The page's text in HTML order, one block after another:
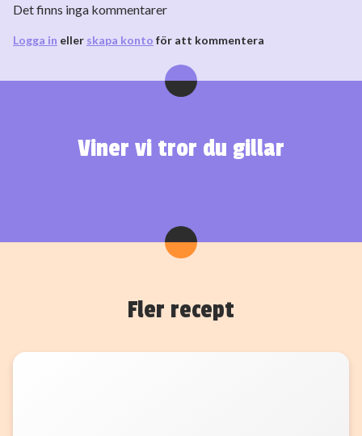
Det finns inga kommentarer
Logga in eller skapa konto för att kommentera
Viner vi tror du gillar
Fler recept